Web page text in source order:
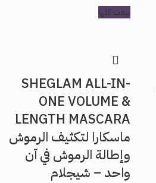
بيعت كلها
SHEGLAM ALL-IN-
ONE VOLUME &
LENGTH MASCARA
ماسكارا لتكثيف الرموش
وإطالة الرموش في آن
واحد – شيجلام